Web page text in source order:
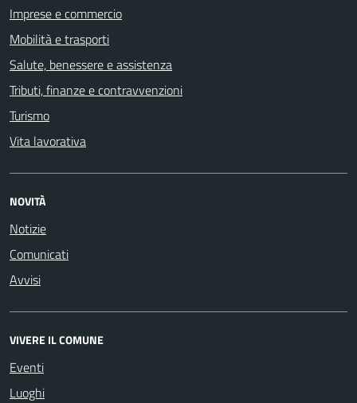
Imprese e commercio
Mobilità e trasporti
Salute, benessere e assistenza
Tributi, finanze e contravvenzioni
Turismo
Vita lavorativa
NOVITÀ
Notizie
Comunicati
Avvisi
VIVERE IL COMUNE
Eventi
Luoghi